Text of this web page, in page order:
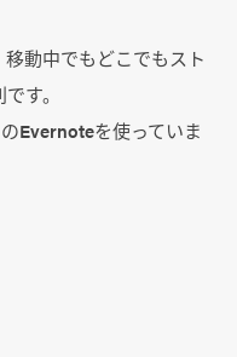
動中でもどこでもスト
す。
Evernoteを使っていま